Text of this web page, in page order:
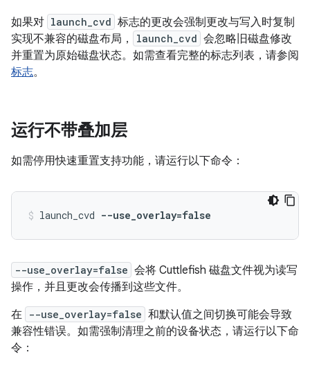
如果对 launch_cvd 标志的更改会强制更改与写入时复制
实现不兼容的磁盘布局，
launch_cvd 会忽略旧磁盘修改
并重置为原始磁盘状态。如需查看完整的标志列表，请参阅
标志。
运行不带叠加层
如需停用快速重置支持功能，请运行以下命令：
launch_cvd --use_overlay=false
--use_overlay=false 会将 Cuttlefish 磁盘文件视为读写
操作，并且更改会传播到这些文件。
在 --use_overlay=false 和默认值之间切换可能会导致
兼容性错误。如需强制清理之前的设备状态，请运行以下命
令：